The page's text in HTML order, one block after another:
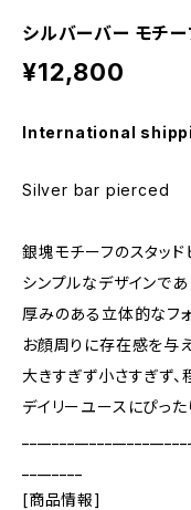
シルバーバー モチ
¥12,800
International
Silver bar pierced
銀塊モチーフのスタッド
シンプルなデザインで
厚みのある立体的なフ
お顔周りに存在感を与え
大きすぎず小さすぎず、
デイリーユースにぴった
[商品情報]